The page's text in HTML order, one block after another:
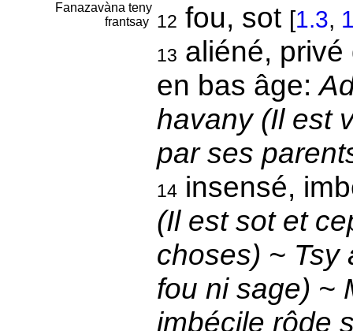
Fanazavàna teny
frantsay
12 fou, sot [1.3,
13 aliéné,
en bas âge:
havany (Il est
par ses
14insensé,
(Il est sot et
choses) ~ Tsy
fou ni sage) ~
imbécile rôde